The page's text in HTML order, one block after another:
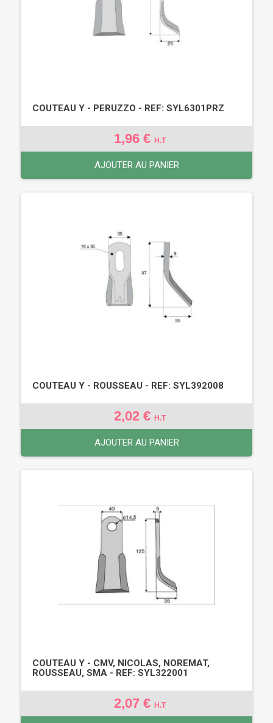
COUTEAU Y - PERUZZO - REF: SYL6301PRZ
1,96 € H.T
AJOUTER AU PANIER
COUTEAU Y - ROUSSEAU - REF: SYL392008
2,02 € H.T
AJOUTER AU PANIER
COUTEAU Y - CMV, NICOLAS, NOREMAT,
ROUSSEAU, SMA - REF: SYL322001
2,07 € H.T